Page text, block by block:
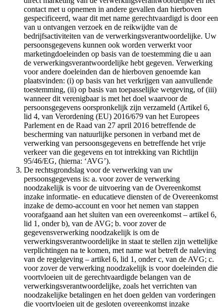
contact met u opnemen in andere gevallen dan hierboven
gespecificeerd, waar dit met name gerechtvaardigd is door een
van u ontvangen verzoek en de reikwijdte van de
bedrijfsactiviteiten van de verwerkingsverantwoordelijke. Uw
persoonsgegevens kunnen ook worden verwerkt voor
marketingdoeleinden op basis van de toestemming die u aan
de verwerkingsverantwoordelijke hebt gegeven. Verwerking
voor andere doeleinden dan de hierboven genoemde kan
plaatsvinden: (i) op basis van het verkrijgen van aanvullende
toestemming, (ii) op basis van toepasselijke wetgeving, of (iii)
wanneer dit verenigbaar is met het doel waarvoor de
persoonsgegevens oorspronkelijk zijn verzameld (Artikel 6,
lid 4, van Verordening (EU) 2016/679 van het Europees
Parlement en de Raad van 27 april 2016 betreffende de
bescherming van natuurlijke personen in verband met de
verwerking van persoonsgegevens en betreffende het vrije
verkeer van die gegevens en tot intrekking van Richtlijn
95/46/EG, (hierna: ‘AVG’).
De rechtsgrondslag voor de verwerking van uw
persoonsgegevens is: a. voor zover de verwerking
noodzakelijk is voor de uitvoering van de Overeenkomst
inzake informatie- en educatieve diensten of de Overeenkomst
inzake de demo-account en voor het nemen van stappen
voorafgaand aan het sluiten van een overeenkomst – artikel 6,
lid 1, onder b), van de AVG; b. voor zover de
gegevensverwerking noodzakelijk is om de
verwerkingsverantwoordelijke in staat te stellen zijn wettelijke
verplichtingen na te komen, met name wat betreft de naleving
van de regelgeving – artikel 6, lid 1, onder c, van de AVG; c.
voor zover de verwerking noodzakelijk is voor doeleinden die
voortvloeien uit de gerechtvaardigde belangen van de
verwerkingsverantwoordelijke, zoals het verrichten van
noodzakelijke betalingen en het doen gelden van vorderingen
die voortvloeien uit de gesloten overeenkomst inzake